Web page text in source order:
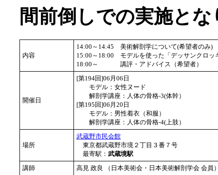
間前倒しでの実施と
内容
14:00～14:45
15:00～18:00
18:00～
美術解剖学について(希望者のみ)
モデルを使った「デッサンクロッ
講評・アドバイス（希望者）
開催日
[第194回]06月06日
モデル：女性ヌード
解剖学講座：人体の骨格-3(体幹）
[第195回]06月20日
モデル：男性着衣（和服）
解剖学講座：人体の骨格-4(上肢）
場所
武蔵野市民会館
東京都武蔵野市境２丁目３番７号
最寄駅： 武蔵境駅
講師
高見 政良 （日本美術会・日本美術解剖学会 会